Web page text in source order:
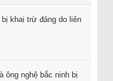
khai trừ đảng do liên
ông nghệ bắc ninh bị